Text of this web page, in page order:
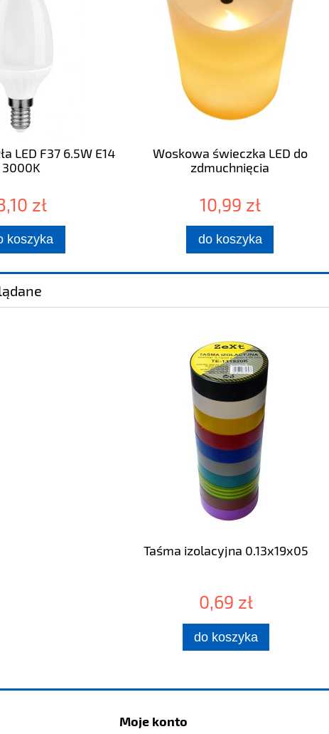
LED F37 6.5W E14
3000K
zł
koszyka
Woskowa świeczka LED do
zdmuchnięcia
10,99 zł
do koszyka
Taśma izolacyjna 0.13x19x05
0,69 zł
do koszyka
Moje konto